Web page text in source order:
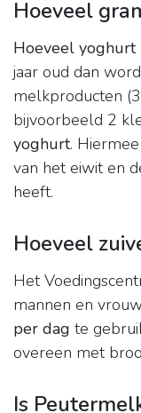
Hoeveel
Hoeveel yoghurt
jaar oud dan
melkproducten
bijvoorbeeld 2
yoghurt.
van het eiwit en
heeft.
Hoeveel
Het
mannen en
per dag te
overeen met
Is